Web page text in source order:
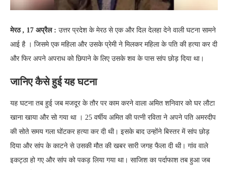
मेरठ , 17 अप्रैल : उत्तर प्रदेश के मेरठ से एक और दिल देलहा देने वाली घटना सामने
आई है । जिसमे एक महिला और उसके प्रेमी ने मिलकर महिला के पति की हत्या कर दी
और फिर अपने अपराध को छिपाने के लिए उसके शव के पास सांप छोड़ दिया था।
जानिए कैसे हुई यह घटना
यह घटना तब हुई जब मजदूर के तौर पर काम करने वाला अमित शनिवार को घर लौटा
खाना खाया और सो गया था । 25 वर्षीय अमित की पत्नी रविता ने अपने पति अमरदीप
की सोते समय गला घोंटकर हत्या कर दी थी। इसके बाद उन्होंने बिस्तर में सांप छोड़
दिया और सांप के काटने से उसकी मौत की खबर सारी जगह फैला दी थी। गांव वाले
इकट्ठा हो गए और सांप को पकड़ लिया गया था। साजिश का पर्दाफाश तब हुआ जब